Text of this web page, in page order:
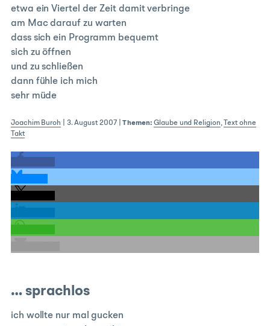
etwa ein Viertel der Zeit damit verbringe
am Mac darauf zu warten
dass sich ein Programm bequemt
sich zu öffnen
und zu schließen
dann fühle ich mich
sehr müde
Joachim Buroh 3. August 2007|Themen: Glaube und Religion,
Text ohne
Takt
… sprachlos
ich wollte nur mal gucken